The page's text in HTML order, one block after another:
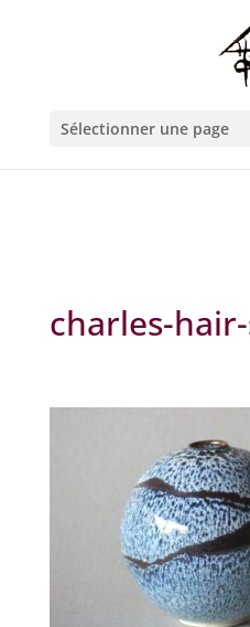
: Constant
on line
Sélectionner une page
charles-